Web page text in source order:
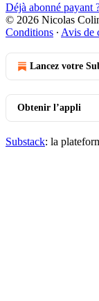
Déjà abonné payant
© 2026 Nicolas
Conditions ∙ Avis de
Lancez votre
Obtenir l’appli
Substack: la